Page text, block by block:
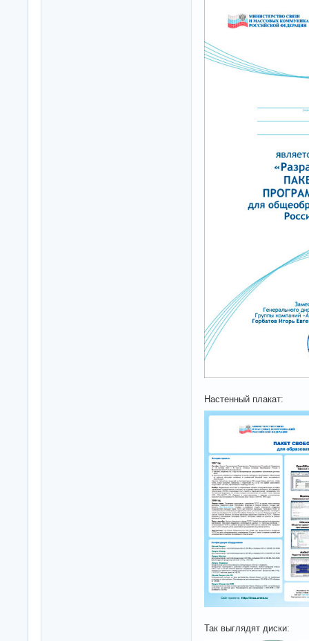
Настенный плакат:
Так выглядят диски: